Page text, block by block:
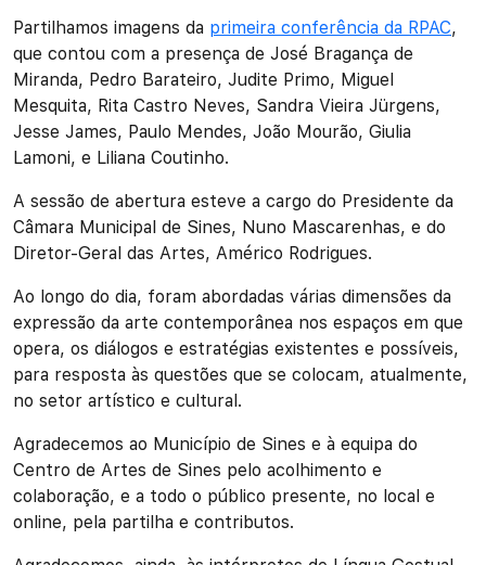
Partilhamos imagens da primeira conferência da RPAC,
que contou com a presença de José Bragança de
Miranda, Pedro Barateiro, Judite Primo, Miguel
Mesquita, Rita Castro Neves, Sandra Vieira Jürgens,
Jesse James, Paulo Mendes, João Mourão, Giulia
Lamoni, e Liliana Coutinho.
A sessão de abertura esteve a cargo do Presidente da
Câmara Municipal de Sines, Nuno Mascarenhas, e do
Diretor-Geral das Artes, Américo Rodrigues.
Ao longo do dia, foram abordadas várias dimensões da
expressão da arte contemporânea nos espaços em que
opera, os diálogos e estratégias existentes e possíveis,
para resposta às questões que se colocam, atualmente,
no setor artístico e cultural.
Agradecemos ao Município de Sines e à equipa do
Centro de Artes de Sines pelo acolhimento e
colaboração, e a todo o público presente, no local e
online, pela partilha e contributos.